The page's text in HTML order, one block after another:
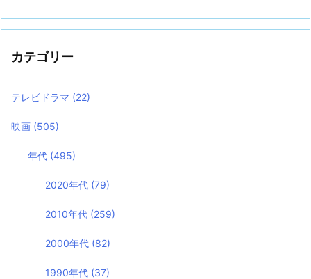
カテゴリー
テレビドラマ (22)
映画 (505)
年代 (495)
2020年代 (79)
2010年代 (259)
2000年代 (82)
1990年代 (37)